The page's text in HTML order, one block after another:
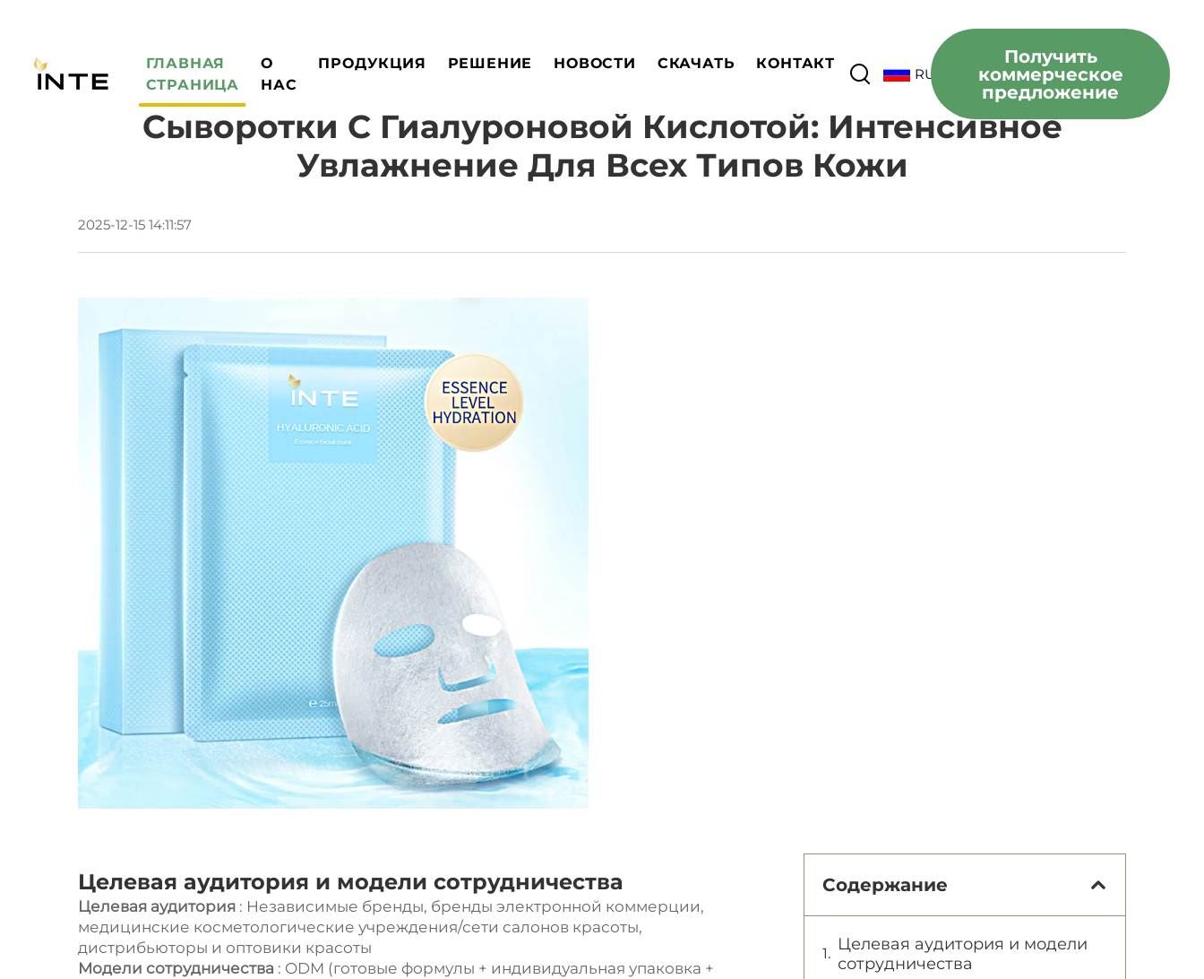
ГЛАВНАЯ
СТРАНИЦА
О
НАС
ПРОДУКЦИЯ РЕШЕНИЕ НОВОСТИ СКАЧАТЬ КОНТАКТ
RU
Получить
коммерческое
предложение
Сыворотки С Гиалуроновой Кислотой: Интенсивное
Увлажнение Для Всех Типов Кожи
2025-12-15 14:11:57
Целевая аудитория и модели сотрудничества
Целевая аудитория : Независимые бренды, бренды электронной коммерции,
медицинские косметологические учреждения/сети салонов красоты,
дистрибьюторы и оптовики красоты
Модели сотрудничества : ODM (готовые формулы + индивидуальная упаковка +
Содержание
Целевая аудитория и модели
сотрудничества